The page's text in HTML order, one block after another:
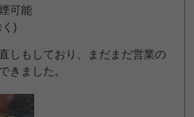
可能
)
しもしており、まだまだ営業の
きました。